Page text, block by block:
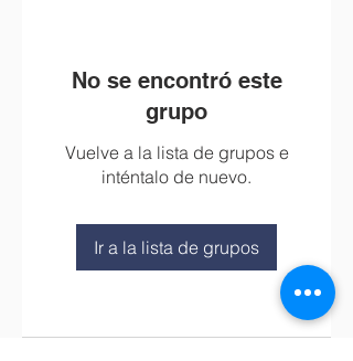
No se encontró este
grupo
Vuelve a la lista de grupos e
inténtalo de nuevo.
Ir a la lista de grupos